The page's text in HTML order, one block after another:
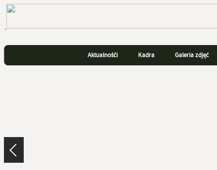
Aktualnośći Kadra Galeria zdjęć